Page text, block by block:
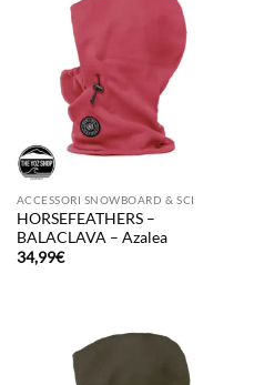
ACCESSORI SNOWBOARD & SCI
HORSEFEATHERS –
BALACLAVA – Azalea
34,99€